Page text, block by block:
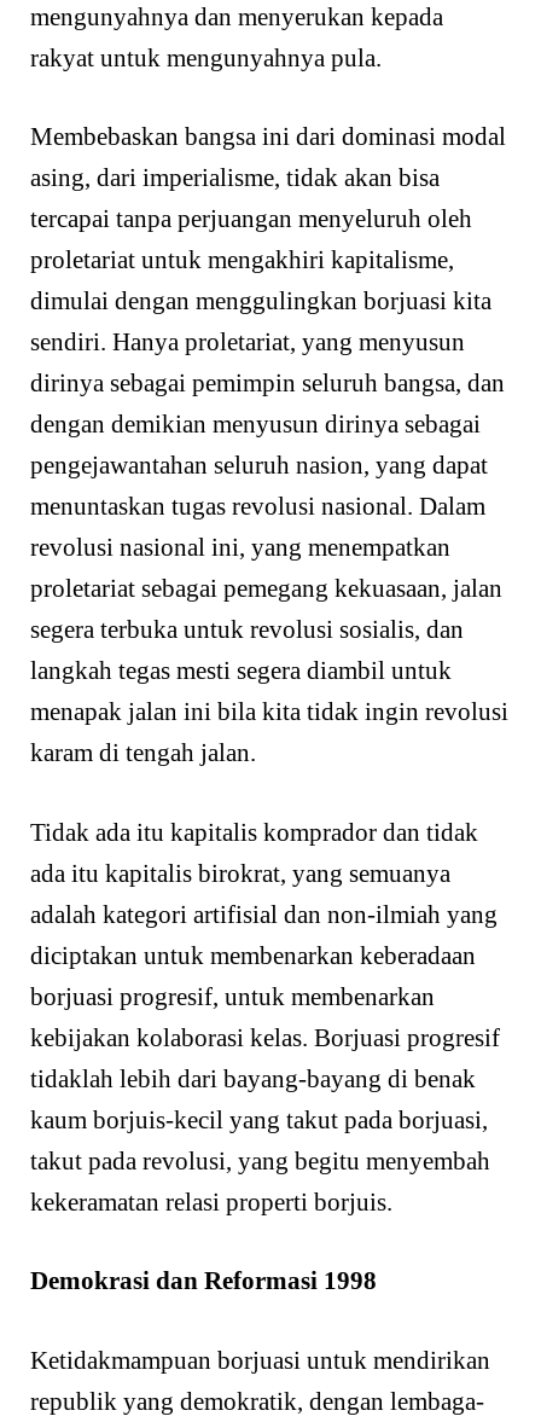
mengunyahnya dan menyerukan kepada
rakyat untuk mengunyahnya pula.
Membebaskan bangsa ini dari dominasi modal
asing, dari imperialisme, tidak akan bisa
tercapai tanpa perjuangan menyeluruh oleh
proletariat untuk mengakhiri kapitalisme,
dimulai dengan menggulingkan borjuasi kita
sendiri. Hanya proletariat, yang menyusun
dirinya sebagai pemimpin seluruh bangsa, dan
dengan demikian menyusun dirinya sebagai
pengejawantahan seluruh nasion, yang dapat
menuntaskan tugas revolusi nasional. Dalam
revolusi nasional ini, yang menempatkan
proletariat sebagai pemegang kekuasaan, jalan
segera terbuka untuk revolusi sosialis, dan
langkah tegas mesti segera diambil untuk
menapak jalan ini bila kita tidak ingin revolusi
karam di tengah jalan.
Tidak ada itu kapitalis komprador dan tidak
ada itu kapitalis birokrat, yang semuanya
adalah kategori artifisial dan non-ilmiah yang
diciptakan untuk membenarkan keberadaan
borjuasi progresif, untuk membenarkan
kebijakan kolaborasi kelas. Borjuasi progresif
tidaklah lebih dari bayang-bayang di benak
kaum borjuis-kecil yang takut pada borjuasi,
takut pada revolusi, yang begitu menyembah
kekeramatan relasi properti borjuis.
Demokrasi dan Reformasi 1998
Ketidakmampuan borjuasi untuk mendirikan
republik yang demokratik, dengan lembaga-